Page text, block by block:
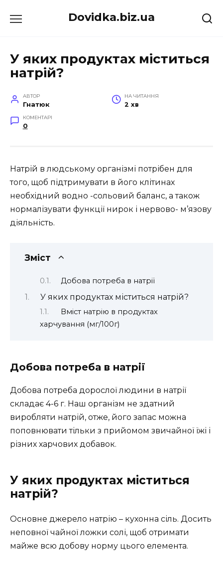
до
Dovidka.biz.ua
У яких продуктах міститься
натрій?
АВТОР
Гнатюк
НА ЧИТАННЯ
2 хв
КОМЕНТАРІ
0
Натрій в людському організмі потрібен для
того, щоб підтримувати в його клітинах
необхідний водно -сольовий баланс, а також
нормалізувати функції нирок і нервово- м’язову
діяльність.
Зміст
Добова потреба в натрії
У яких продуктах міститься натрій?
Вміст натрію в продуктах
харчування (мг/100г)
Добова потреба в натрії
Добова потреба дорослої людини в натрії
складає 4-6 г. Наш організм не здатний
виробляти натрій, отже, його запас можна
поповнювати тільки з прийомом звичайної їжі і
різних харчових добавок.
У яких продуктах міститься
натрій?
Основне джерело натрію – кухонна сіль. Досить
неповної чайної ложки солі, щоб отримати
майже всю добову норму цього елемента.